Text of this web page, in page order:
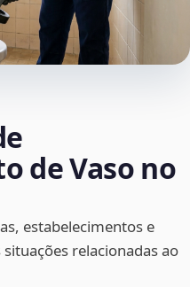
de Vaso no
estabelecimentos e
relacionadas ao